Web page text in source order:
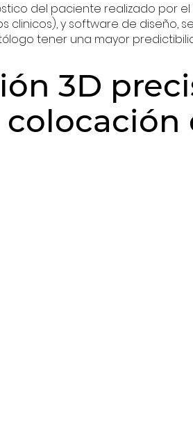
del paciente realizado por
clinicos), y software de diseño,
tener una mayor
3D